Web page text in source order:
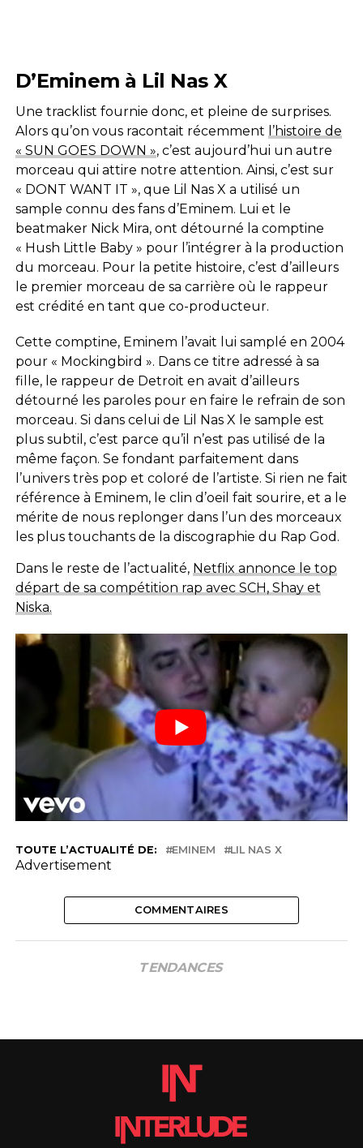
D’Eminem à Lil Nas X
Une tracklist fournie donc, et pleine de surprises.
Alors qu’on vous racontait récemment l’histoire de
« SUN GOES DOWN », c’est aujourd’hui un autre
morceau qui attire notre attention. Ainsi, c’est sur
« DONT WANT IT », que Lil Nas X a utilisé un
sample connu des fans d’Eminem. Lui et le
beatmaker Nick Mira, ont détourné la comptine
« Hush Little Baby » pour l’intégrer à la production
du morceau. Pour la petite histoire, c’est d’ailleurs
le premier morceau de sa carrière où le rappeur
est crédité en tant que co-producteur.
Cette comptine, Eminem l’avait lui samplé en 2004
pour « Mockingbird ». Dans ce titre adressé à sa
fille, le rappeur de Detroit en avait d’ailleurs
détourné les paroles pour en faire le refrain de son
morceau. Si dans celui de Lil Nas X le sample est
plus subtil, c’est parce qu’il n’est pas utilisé de la
même façon. Se fondant parfaitement dans
l’univers très pop et coloré de l’artiste. Si rien ne fait
référence à Eminem, le clin d’oeil fait sourire, et a le
mérite de nous replonger dans l’un des morceaux
les plus touchants de la discographie du Rap God.
Dans le reste de l’actualité, Netflix annonce le top
départ de sa compétition rap avec SCH, Shay et
Niska.
TOUTE L’ACTUALITÉ DE: EMINEM LIL NAS X
Advertisement
COMMENTAIRES
TENDANCES